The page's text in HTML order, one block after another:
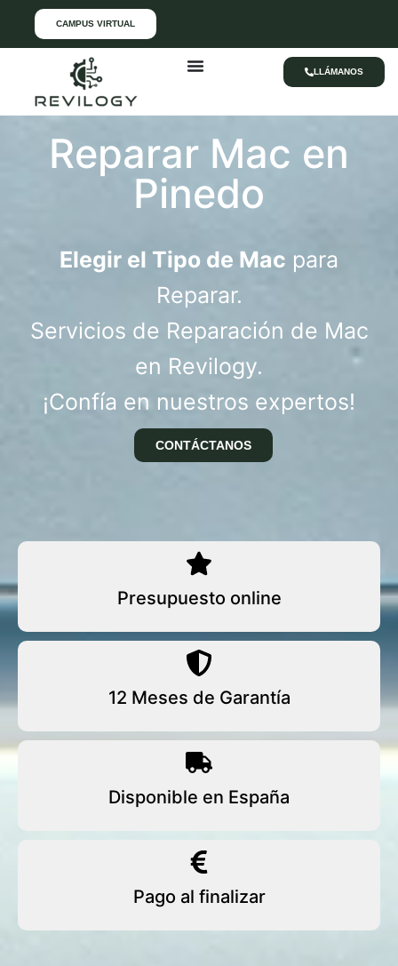
CAMPUS VIRTUAL
LLÁMANOS
Reparar Mac en
Pinedo
Elegir el Tipo de Mac para
Reparar.
Servicios de Reparación de Mac
en Revilogy.
¡Confía en nuestros expertos!
CONTÁCTANOS
Presupuesto online
12 Meses de Garantía
Disponible en España
Pago al finalizar